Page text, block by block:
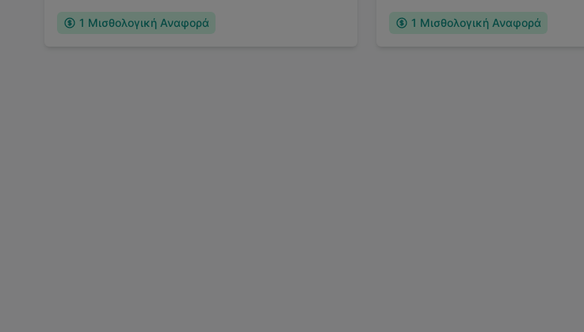
1 Μισθολογική Αναφορά 1 Μισθολογική Αναφορά